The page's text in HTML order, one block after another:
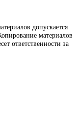
допускается
материалов
ответственности за